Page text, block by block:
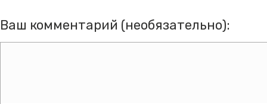
Ваш комментарий (необязательно):